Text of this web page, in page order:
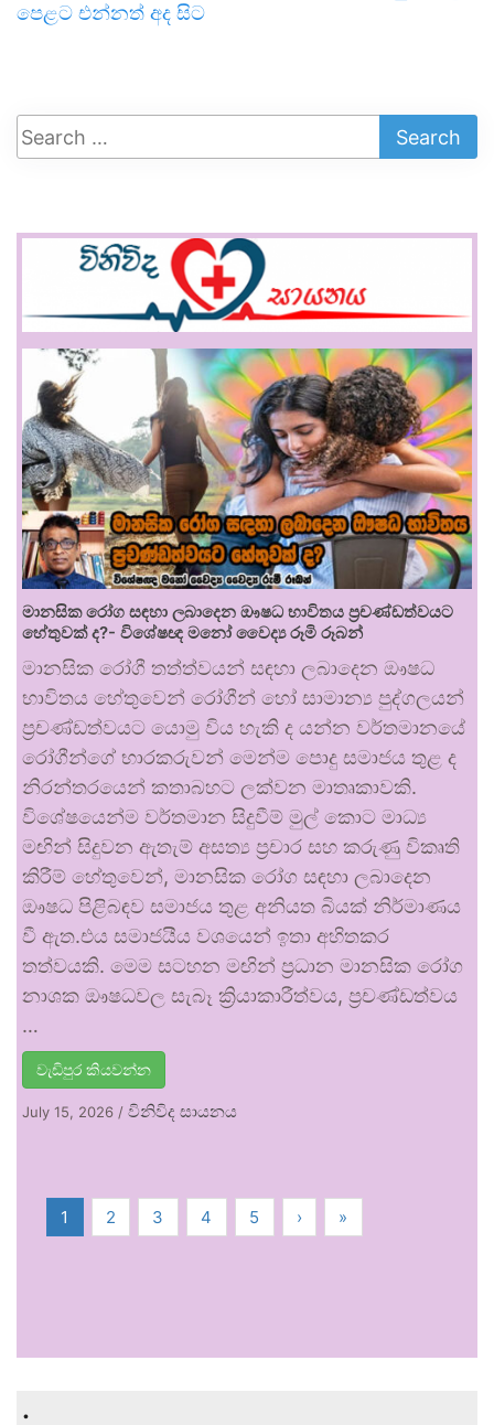
පෙළට එන්නත් අද සිට
මානසික රෝග සඳහා ලබාදෙන ඖෂධ භාවිතය ප්‍රචණ්ඩත්වයට
හේතුවක් ද?- විශේෂඥ මනෝ වෛද්‍ය රූමි රූබන්
මානසික රෝගී තත්ත්වයන් සඳහා ලබාදෙන ඖෂධ
භාවිතය හේතුවෙන් රෝගීන් හෝ සාමාන්‍ය පුද්ගලයන්
ප්‍රචණ්ඩත්වයට යොමු විය හැකි ද යන්න වර්තමානයේ
රෝගීන්ගේ භාරකරුවන් මෙන්ම පොදු සමාජය තුළ ද
නිරන්තරයෙන් කතාබහට ලක්වන මාතෘකාවකි.
විශේෂයෙන්ම වර්තමාන සිදුවීම් මුල් කොට මාධ්‍ය
මඟින් සිදුවන ඇතැම් අසත්‍ය ප්‍රචාර සහ කරුණු විකෘති
කිරීම් හේතුවෙන්, මානසික රෝග සඳහා ලබාදෙන
ඖෂධ පිළිබඳව සමාජය තුළ අනියත බියක් නිර්මාණය
වී ඇත.එය සමාජයීය වශයෙන් ඉතා අහිතකර
තත්වයකි. මෙම සටහන මඟින් ප්‍රධාන මානසික රෝග
නාශක ඖෂධවල සැබෑ ක්‍රියාකාරීත්වය, ප්‍රචණ්ඩත්වය
…
වැඩිපුර කියවන්න
July 15, 2026 / විනිවිද සායනය
1 2 3 4 5 › »
.